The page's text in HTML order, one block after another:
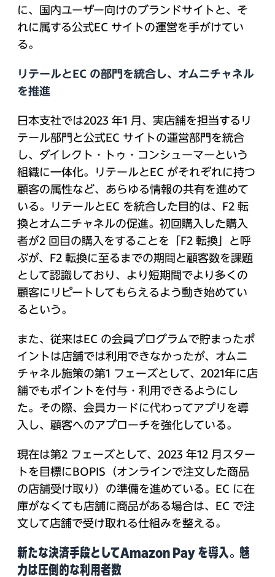
に、国内ユーザー向けのブランドサイトと、そ
れに属する公式EC サイトの運営を手がけてい
る。
リテールとEC の部門を統合し、オムニチャネル
を推進
日本支社では2023 年1 月、実店舗を担当するリ
テール部門と公式EC サイトの運営部門を統合
し、ダイレクト・トゥ・コンシューマーという
組織に一体化。リテールとEC がそれぞれに持つ
顧客の属性など、あらゆる情報の共有を進めて
いる。リテールとEC を統合した目的は、F2 転
換とオムニチャネルの促進。初回購入した購入
者が2 回目の購入をすることを「F2 転換」と呼
ぶが、F2 転換に至るまでの期間と顧客数を課題
として認識しており、より短期間でより多くの
顧客にリピートしてもらえるよう動き始めてい
るという。
また、従来はEC の会員プログラムで貯まったポ
イントは店舗では利用できなかったが、オムニ
チャネル施策の第1 フェーズとして、2021年に店
舗でもポイントを付与・利用できるようにし
た。その際、会員カードに代わってアプリを導
入し、顧客へのアプローチを強化している。
現在は第2 フェーズとして、2023 年12 月スター
トを目標にBOPIS（オンラインで注文した商品
の店舗受け取り）の準備を進めている。EC に在
庫がなくても店舗に商品がある場合は、EC で注
文して店舗で受け取れる仕組みを整える。
新たな決済手段としてAmazon Pay を導入。魅
力は圧倒的な利用者数